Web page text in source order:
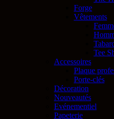
Forge
Vêtements
Tee
Accessoires
Plaque
Porte-clés
Décoration
Nouveautés
Evénementiel
Papeterie